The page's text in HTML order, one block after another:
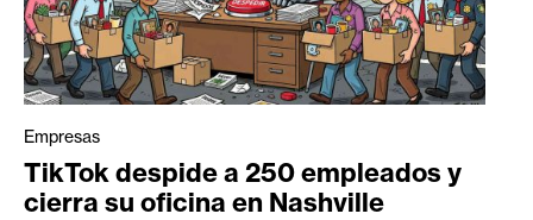
Empresas
TikTok despide a 250 empleados y
cierra su oficina en Nashville